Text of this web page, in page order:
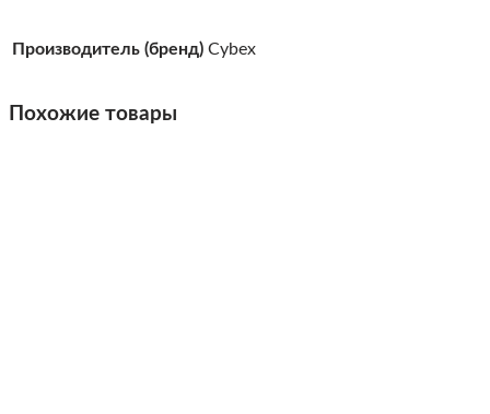
Производитель (бренд) Cybex
Похожие товары